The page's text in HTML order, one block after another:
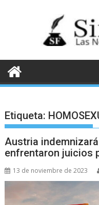
Etiqueta:
Austria
enfrentaron juicios
13 de noviembre de 2023